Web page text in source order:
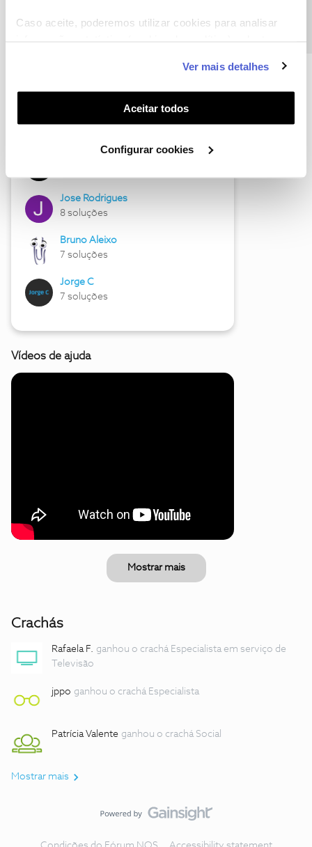
Caso aceite, poderemos utilizar cookies para analisar
funcionalidades (cookies de personalização e
funcionalidade) e adaptar anúncios aos seus interesses
(cookies de publicidade personalizada). Pode gerir a
utilização dos cookies clicando em "Configurar
Ver mais detalhes
Aceitar todos
Configurar cookies
Hall of Fame de junho
Jose Rodrigues
8 soluções
Bruno Aleixo
7 soluções
Jorge C
7 soluções
Vídeos de ajuda
Mostrar mais
Crachás
Rafaela F. ganhou o crachá Especialista em serviço de
Televisão
jppo ganhou o crachá Especialista
Patrícia Valente ganhou o crachá Social
Mostrar mais